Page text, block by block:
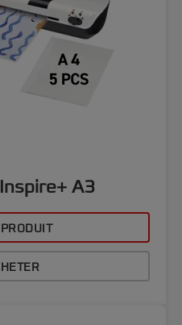
A3